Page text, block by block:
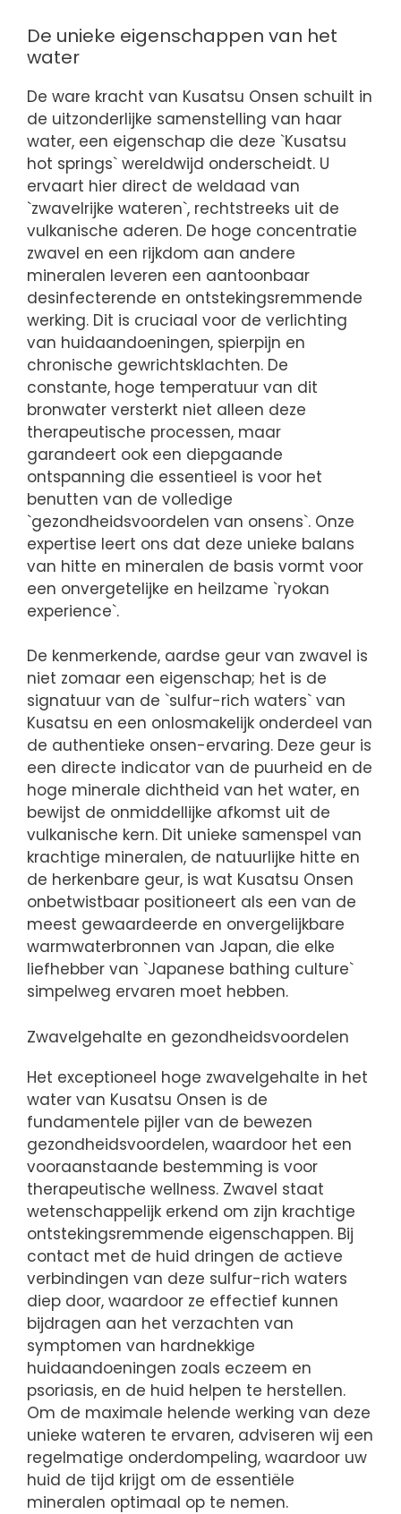
De unieke eigenschappen van het
water
De ware kracht van Kusatsu Onsen schuilt in
de uitzonderlijke samenstelling van haar
water, een eigenschap die deze `Kusatsu
hot springs` wereldwijd onderscheidt. U
ervaart hier direct de weldaad van
`zwavelrijke wateren`, rechtstreeks uit de
vulkanische aderen. De hoge concentratie
zwavel en een rijkdom aan andere
mineralen leveren een aantoonbaar
desinfecterende en ontstekingsremmende
werking. Dit is cruciaal voor de verlichting
van huidaandoeningen, spierpijn en
chronische gewrichtsklachten. De
constante, hoge temperatuur van dit
bronwater versterkt niet alleen deze
therapeutische processen, maar
garandeert ook een diepgaande
ontspanning die essentieel is voor het
benutten van de volledige
`gezondheidsvoordelen van onsens`. Onze
expertise leert ons dat deze unieke balans
van hitte en mineralen de basis vormt voor
een onvergetelijke en heilzame `ryokan
experience`.
De kenmerkende, aardse geur van zwavel is
niet zomaar een eigenschap; het is de
signatuur van de `sulfur-rich waters` van
Kusatsu en een onlosmakelijk onderdeel van
de authentieke onsen-ervaring. Deze geur is
een directe indicator van de puurheid en de
hoge minerale dichtheid van het water, en
bewijst de onmiddellijke afkomst uit de
vulkanische kern. Dit unieke samenspel van
krachtige mineralen, de natuurlijke hitte en
de herkenbare geur, is wat Kusatsu Onsen
onbetwistbaar positioneert als een van de
meest gewaardeerde en onvergelijkbare
warmwaterbronnen van Japan, die elke
liefhebber van `Japanese bathing culture`
simpelweg ervaren moet hebben.
Zwavelgehalte en gezondheidsvoordelen
Het exceptioneel hoge zwavelgehalte in het
water van Kusatsu Onsen is de
fundamentele pijler van de bewezen
gezondheidsvoordelen, waardoor het een
vooraanstaande bestemming is voor
therapeutische wellness. Zwavel staat
wetenschappelijk erkend om zijn krachtige
ontstekingsremmende eigenschappen. Bij
contact met de huid dringen de actieve
verbindingen van deze sulfur-rich waters
diep door, waardoor ze effectief kunnen
bijdragen aan het verzachten van
symptomen van hardnekkige
huidaandoeningen zoals eczeem en
psoriasis, en de huid helpen te herstellen.
Om de maximale helende werking van deze
unieke wateren te ervaren, adviseren wij een
regelmatige onderdompeling, waardoor uw
huid de tijd krijgt om de essentiële
mineralen optimaal op te nemen.